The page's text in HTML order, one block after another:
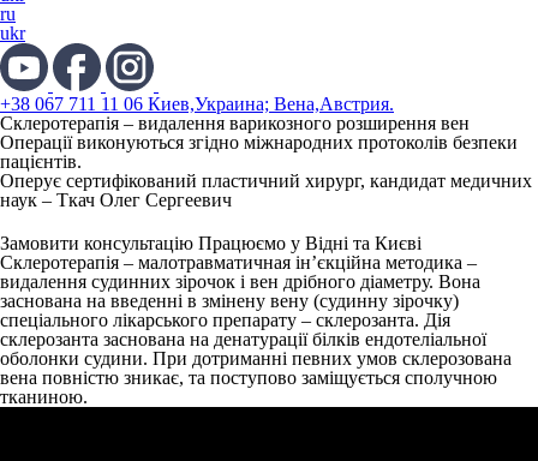
ru
ukr
+38 067 711 11 06 Киев,Украина; Вена,Австрия.
Склеротерапія – видалення варикозного розширення вен
Операції виконуються згідно міжнародних протоколів безпеки
пацієнтів.
Оперує сертифікований пластичний хирург, кандидат медичних
наук – Ткач Олег Сергеевич
Замовити консультацію Працюємо у Відні та Києві
Склеротерапія – малотравматичная ін’єкційна методика –
видалення судинних зірочок і вен дрібного діаметру. Вона
заснована на введенні в змінену вену (судинну зірочку)
спеціального лікарського препарату – склерозанта. Дія
склерозанта заснована на денатурації білків ендотеліальної
оболонки судини. При дотриманні певних умов склерозована
вена повністю зникає, та поступово заміщується сполучною
тканиною.